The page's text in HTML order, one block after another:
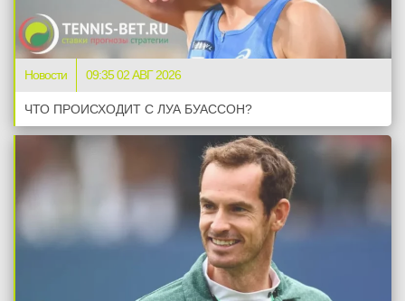
Новости 09:35 02 АВГ 2026
ЧТО ПРОИСХОДИТ С ЛУА БУАССОН?